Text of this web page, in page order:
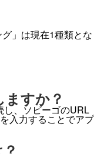
」は現在1種類とな
すか？
し、ソビーゴのURL
入力することでアプ